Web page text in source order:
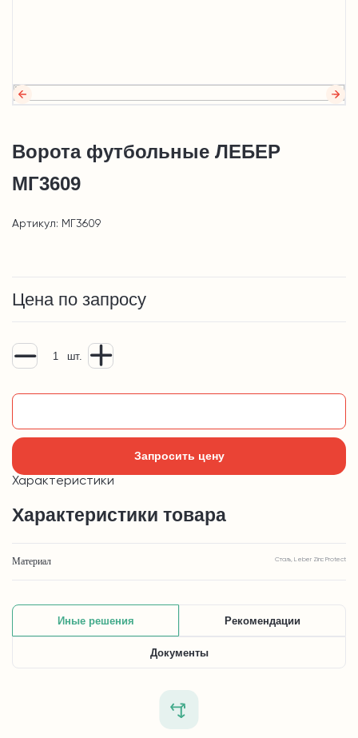
Ворота футбольные ЛЕБЕР
МГ3609
Артикул: МГ3609
Цена по запросу
шт.
Запросить цену
Характеристики
Характеристики товара
Материал Сталь, Leber Zinc Protect
Иные решения Рекомендации
Документы